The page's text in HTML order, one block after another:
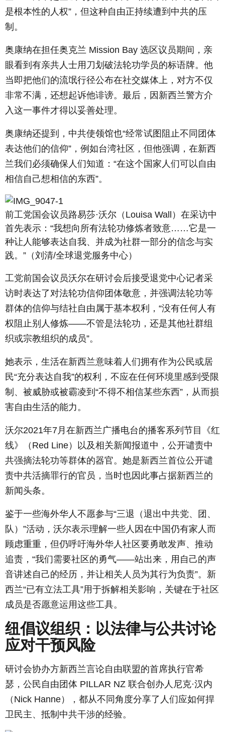
是根本性的人权”，但这种自由正持续遭到中共的压
制。
奥康纳在担任奥克兰 Mission Bay 选区议员期间，亲
眼看到有亲共人士用刀划破法轮功学员的标语牌。他
当即把他们的流氓行径公布在社交媒体上，对方不仅
非常不满，还想起诉他诽谤。最后，因新西兰警方介
入这一事件才得以妥善处理。
奥康纳还提到，中共使领馆也“经常试图阻止不同团体
表达他们的信仰”，例如台湾社区，但他强调，在新西
兰我们必须确保人们知道：“在这个国家人们可以自由
相信自己想相信的东西”。
前工党国会议员路易莎·沃尔（Louisa Wall）在采访中
首先表示：“我想向所有法轮功修炼者致意……它是一
种让人能够表达自我、并成为社群一部分的信念与实
践。”（刘清/全球退党服务中心）
工党前国会议员沃尔在研讨会后接受退党中心记者采
访时表达了对法轮功信仰团体敬意，并强调法轮功等
群体的信仰与结社自由属于基本权利，“没有任何人有
权阻止别人修炼——不管是法轮功，还是其他社群组
织或宗教组织的成员”。
她表示，生活在新西兰意味着人们拥有作为公民或居
民“充分表达自我”的权利，不应在任何环境里感到受限
制、被威胁或被霸凌到“不得不相信某些东西”，从而损
害自由生活的能力。
沃尔2021年7月在新西兰广播电台的播客系列节目《红
线》（ Red Line）以及相关新闻报道中，公开谴责中
共强摘法轮功等群体的器官。她是新西兰首位公开谴
责中共活摘罪行的官员，当时也因此事占据新西兰的
新闻头条。
鉴于一些海外华人不愿参与“三退（退出中共党、团、
队）”活动，沃尔表示理解一些人因在中国仍有家人而
顾虑重重，但仍呼吁海外华人社区要勇敢发声、推动
追责，“我们需要社区的勇气——站出来，用自己的声
音讲述自己的经历，并让相关人员为其行为负责”。新
西兰“已有立法工具”用于拆解相关影响，关键在于社区
成员是否愿意运用这些工具。
纽倡议组织：以法律与公共讨论
应对干预风险
研讨会协办方新西兰言论自由联盟的首席执行官希
瑟，公民自由团体 PILLAR NZ 联合创办人尼克·汉内
（Nick Hanne），都从不同角度分享了人们应如何捍
卫民主、抵制中共干涉的经验。